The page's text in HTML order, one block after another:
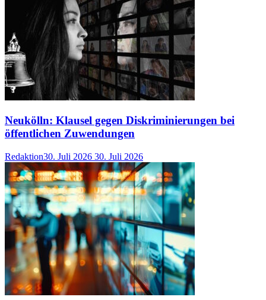
Neukölln: Klausel gegen Diskriminierungen bei
öffentlichen Zuwendungen
Redaktion30. Juli 2026 30. Juli 2026